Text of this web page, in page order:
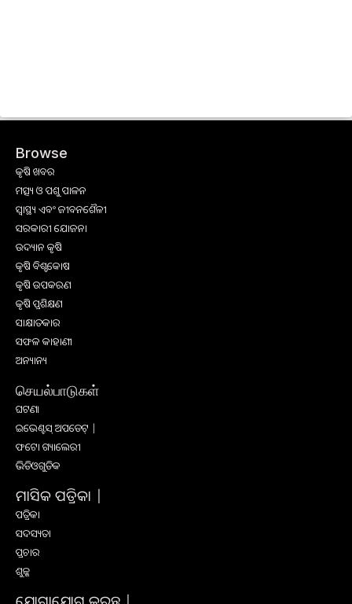
Browse
କୃଷି ଖବର
ମତ୍ସ୍ୟ ଓ ପଶୁ ପାଳନ
ସ୍ୱାସ୍ଥ୍ୟ ଏବଂ ଜୀବନଶୈଳୀ
ସରକାରୀ ଯୋଜନା
ଉଦ୍ୟାନ କୃଷି
କୃଷି ବିଶ୍ବକୋଷ
କୃଷି ଉପକରଣ
କୃଷି ପ୍ରଶିକ୍ଷଣ
ସାକ୍ଷାତକାର
ସଫଳ କାହାଣୀ
ଅନ୍ୟାନ୍ୟ
செயல்பாடுகள்
ଘଟଣା
ଇଭେଣ୍ଟସ୍ ଅପଡେଟ୍ |
ଫଟୋ ଗ୍ୟାଲେରୀ
ଭିଡିଓଗୁଡିକ
ମାସିକ ପତ୍ରିକା |
ପତ୍ରିକା
ସଦସ୍ୟତା
ପ୍ରଚାର
ଶୁଳ୍କ